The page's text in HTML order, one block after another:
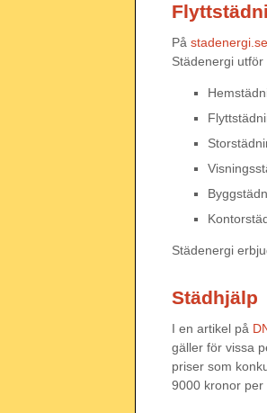
På stadenergi.se
Städenergi
Städenergi
Städhjälp
I en artikel på
gäller för vissa
priser som
9000 kronor per